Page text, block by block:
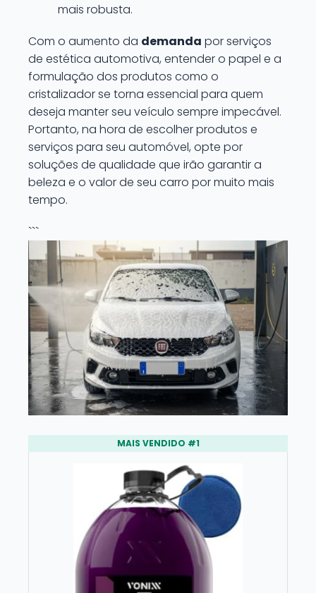
mais robusta.
Com o aumento da demanda por serviços
de estética automotiva, entender o papel e a
formulação dos produtos como o
cristalizador se torna essencial para quem
deseja manter seu veículo sempre impecável.
Portanto, na hora de escolher produtos e
serviços para seu automóvel, opte por
soluções de qualidade que irão garantir a
beleza e o valor de seu carro por muito mais
tempo.
```
MAIS VENDIDO #1